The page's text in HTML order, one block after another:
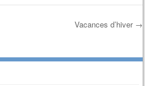
Vacances d’hiver →